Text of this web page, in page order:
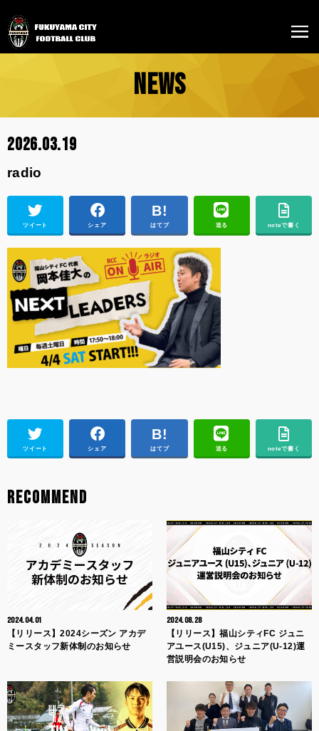
NEWS
2026.03.19
radio
ツイート シェア はてブ 送る noteで書く
ツイート シェア はてブ 送る noteで書く
RECOMMEND
2024.04.01
【リリース】2024シーズン アカデ
ミースタッフ新体制のお知らせ
2024.08.28
【リリース】福山シティFC ジュニ
アユース(U15)、ジュニア(U-12)運
営説明会のお知らせ